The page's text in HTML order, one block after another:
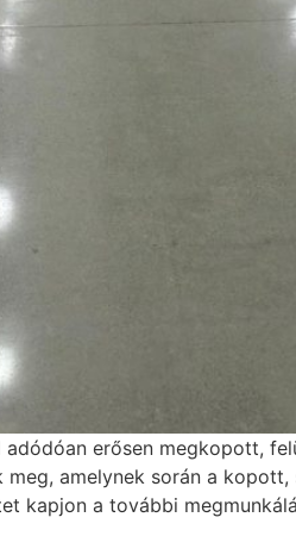
erősen megkopott,
amelynek során a
kapjon a további